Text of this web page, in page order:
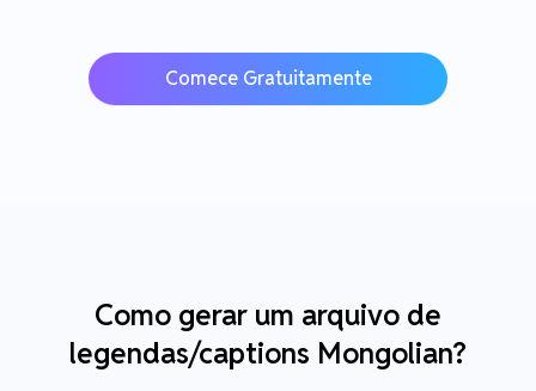
Comece Gratuitamente
Como gerar um arquivo de
legendas/captions Mongolian?